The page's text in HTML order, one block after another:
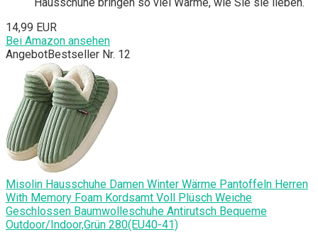
14,99 EUR
Bei Amazon ansehen
AngebotBestseller Nr. 12
Misolin Hausschuhe Damen Winter Wärme Pantoffeln Herren
With Memory Foam Kordsamt Voll Plüsch Weiche
Geschlossen Baumwolleschuhe Antirutsch Bequeme
Outdoor/Indoor,Grün 280(EU40-41)